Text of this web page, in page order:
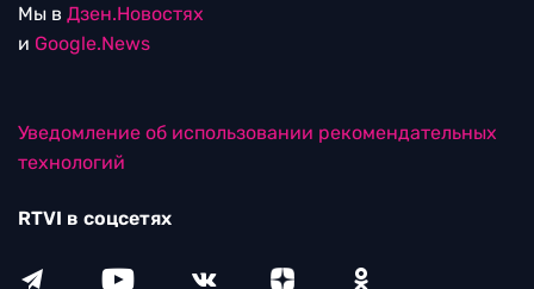
Мы в Дзен.Новостях
и Google.News
Уведомление об использовании рекомендательных
технологий
RTVI в соцсетях